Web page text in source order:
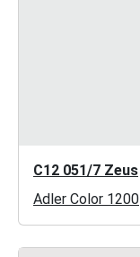
C12 051/7 Zeus
Adler Color 1200